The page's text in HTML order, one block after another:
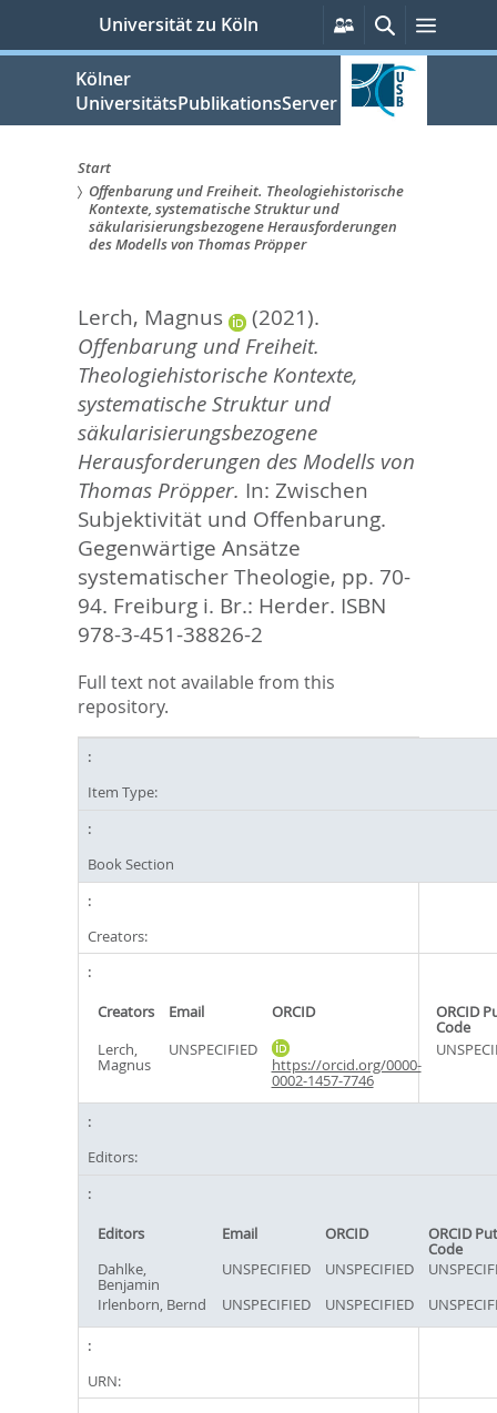
springen
Universität zu Köln
Persönliche
Services
SucheMenü
Kölner
UniversitätsPublikationsServer
Sie
sind
Start
Offenbarung und Freiheit. Theologiehistorische
Kontexte, systematische Struktur und
säkularisierungsbezogene Herausforderungen
des Modells von Thomas Pröpper
Lerch, Magnus
(2021).
Offenbarung und Freiheit.
Theologiehistorische Kontexte,
systematische Struktur und
säkularisierungsbezogene
Herausforderungen des Modells von
Thomas Pröpper. In: Zwischen
Subjektivität und Offenbarung.
Gegenwärtige Ansätze
systematischer Theologie, pp. 70-
94. Freiburg i. Br.: Herder. ISBN
978-3-451-38826-2
Full text not available from this
repository.
Item Type:
Book Section
Creators:
Creators Email ORCID ORCID
Code
Lerch,
Magnus
UNSPECIFIED
https://orcid.org/0000-
0002-1457-7746
Editors:
Editors Email ORCID ORCID Put
Code
Dahlke,
Benjamin
UNSPECIFIED UNSPECIFIED
Irlenborn, Bernd
UNSPECIFIED UNSPECIFIED
URN: